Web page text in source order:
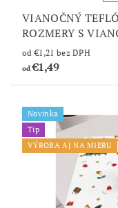
VIANOČNÝ
ROZMERY S
od €1,21 bez DPH
od€1,49
Novinka
Tip
VÝROBA AJ NA MIERU